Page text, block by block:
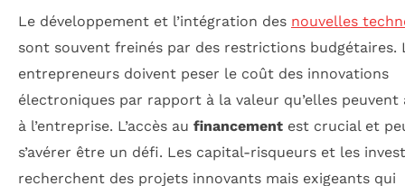
Le développement et l’intégration des nouvelles
sont souvent freinés par des restrictions budgétaires.
entrepreneurs doivent peser le coût des innovations
électroniques par rapport à la valeur qu’elles
à l’entreprise. L’accès au financement est crucial et
s’avérer être un défi. Les capital-risqueurs et les
recherchent des projets innovants mais exigeants qui